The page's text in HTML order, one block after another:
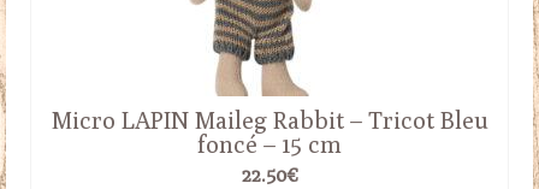
Micro LAPIN Maileg Rabbit – Tricot Bleu
foncé – 15 cm
22.50€